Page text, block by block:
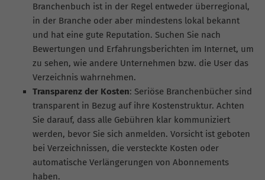
Branchenbuch ist in der Regel entweder überregional,
in der Branche oder aber mindestens lokal bekannt
und hat eine gute Reputation. Suchen Sie nach
Bewertungen und Erfahrungsberichten im Internet, um
zu sehen, wie andere Unternehmen bzw. die User das
Verzeichnis wahrnehmen.
Transparenz der Kosten: Seriöse Branchenbücher sind
transparent in Bezug auf ihre Kostenstruktur. Achten
Sie darauf, dass alle Gebühren klar kommuniziert
werden, bevor Sie sich anmelden. Vorsicht ist geboten
bei Verzeichnissen, die versteckte Kosten oder
automatische Verlängerungen von Abonnements
haben.